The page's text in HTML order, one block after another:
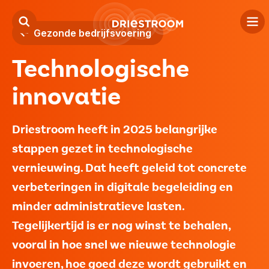
Kind
Jeugd
Volwassenen
Locaties
Over ons
Contact
Verwijzers
Gezonde bedrijfsvoering
Technologische
innovatie
Driestroom heeft in 2025 belangrijke
stappen gezet in technologische
vernieuwing. Dat heeft geleid tot concrete
verbeteringen in digitale begeleiding en
minder administratieve lasten.
Tegelijkertijd is er nog winst te behalen,
vooral in hoe snel we nieuwe technologie
invoeren, hoe goed deze wordt gebruikt en